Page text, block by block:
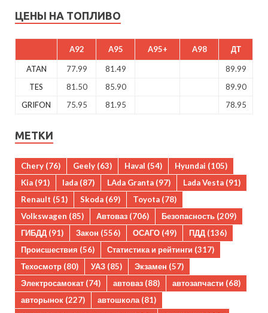
ЦЕНЫ НА ТОПЛИВО
A92 A95 A95+ A98 ДТ
ATAN 77.99 81.49
89.99
TES
81.50 85.90
89.90
GRIFON
75.95 81.95 78.95
МЕТКИ
Chery (76) Geely (63) Haval (54) Hyundai (105)
Kia (91) lada (87) LAda Granta (97) Lada Vesta (91)
Renault (51) Skoda (69) Toyota (78)
Volkswagen (85) Автоваз (706) Безопасность (209)
ГИБДД (91) Закон (556) ОСАГО (49) ПДД (136)
Происшествия (56) Статистика и рейтинги (317)
Техосмотр (80) УАЗ (85) Экзамен (57)
Электросамокат (74) автоваз (88) автозапчасти (68)
авторынок (227) автошкола (81)